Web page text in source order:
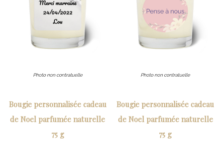
Bougie personnalisée cadeau
de Noel parfumée naturelle
75 g
Bougie personnalisée cadeau
de Noel parfumée naturelle
75 g